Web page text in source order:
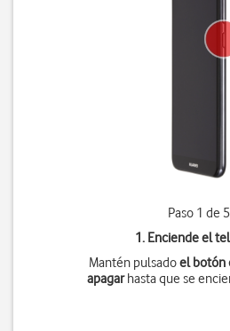
Paso 1 de 5
1. Enciende el
Mantén pulsadoel botón
apagarhasta que se